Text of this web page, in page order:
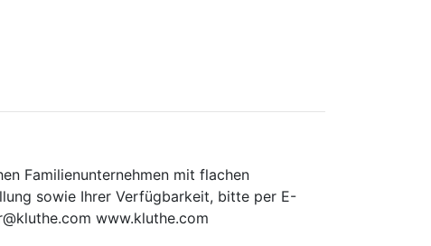
Familienunternehmen mit flachen
sowie Ihrer Verfügbarkeit, bitte per E-
www.kluthe.com